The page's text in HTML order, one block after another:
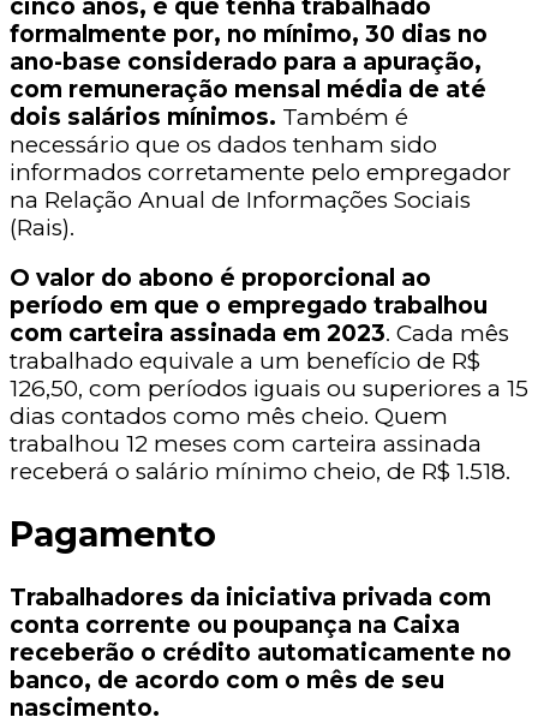
cinco anos, e que tenha trabalhado
formalmente por, no mínimo, 30 dias no
ano-base considerado para a apuração,
com remuneração mensal média de até
dois salários mínimos. Também é
necessário que os dados tenham sido
informados corretamente pelo empregador
na Relação Anual de Informações Sociais
(Rais).
O valor do abono é proporcional ao
período em que o empregado trabalhou
com carteira assinada em 2023. Cada mês
trabalhado equivale a um benefício de R$
126,50, com períodos iguais ou superiores a 15
dias contados como mês cheio. Quem
trabalhou 12 meses com carteira assinada
receberá o salário mínimo cheio, de R$ 1.518.
Pagamento
Trabalhadores da iniciativa privada com
conta corrente ou poupança na Caixa
receberão o crédito automaticamente no
banco, de acordo com o mês de seu
nascimento.